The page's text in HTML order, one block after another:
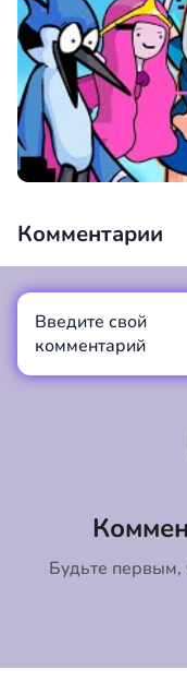
00:00/00:00
Комментарии
Будьте первым,
Введите свой
комментарий